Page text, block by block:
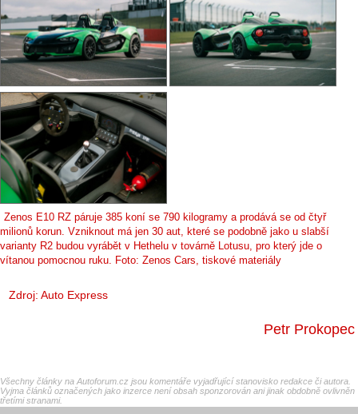
Zenos E10 RZ páruje 385 koní se 790 kilogramy a prodává se od čtyř
milionů korun. Vzniknout má jen 30 aut, které se podobně jako u slabší
varianty R2 budou vyrábět v Hethelu v továrně Lotusu, pro který jde o
vítanou pomocnou ruku. Foto: Zenos Cars, tiskové materiály
Zdroj: Auto Express
Petr Prokopec
Všechny články na Autoforum.cz jsou komentáře vyjadřující stanovisko redakce či autora.
Vyjma článků označených jako inzerce není obsah sponzorován ani jinak obdobně ovlivněn
třetími stranami.